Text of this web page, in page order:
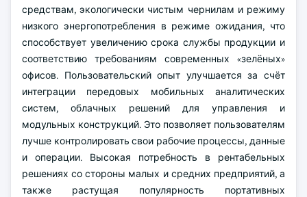
средствам, экологически чистым чернилам и режиму
низкого энергопотребления в режиме ожидания, что
способствует увеличению срока службы продукции и
соответствию требованиям современных «зелёных»
офисов. Пользовательский опыт улучшается за счёт
интеграции передовых мобильных аналитических
систем, облачных решений для управления и
модульных конструкций. Это позволяет пользователям
лучше контролировать свои рабочие процессы, данные
и операции. Высокая потребность в рентабельных
решениях со стороны малых и средних предприятий, а
также растущая популярность портативных